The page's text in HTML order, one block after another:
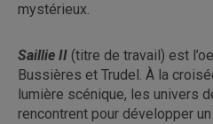
mystérieux.
Saillie II (titre de travail) est
Bussières et Trudel. À la
lumière scénique, les univers
rencontrent pour développer